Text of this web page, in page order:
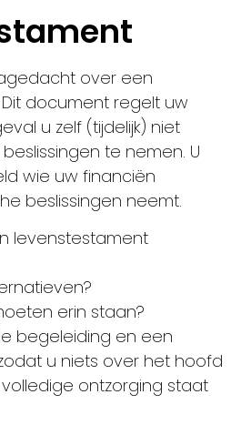
over een
Dit document regelt uw
u zelf (tijdelijk) niet
te nemen. U
wie uw financiën
beslissingen neemt.
levenstestament
erin staan?
begeleiding en een
u niets over het hoofd
volledige ontzorging staat